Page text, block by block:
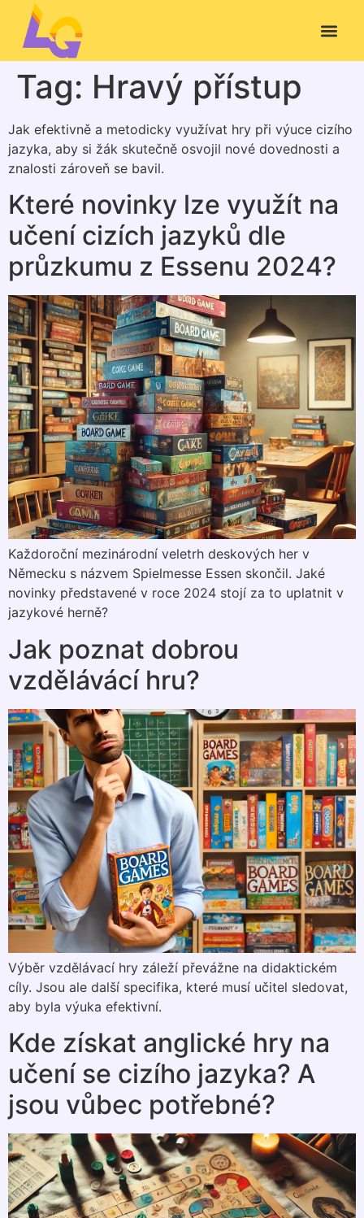
Tag: Hravý přístup
Jak efektivně a metodicky využívat hry při výuce cizího
jazyka, aby si žák skutečně osvojil nové dovednosti a
znalosti zároveň se bavil.
Které novinky lze využít na
učení cizích jazyků dle
průzkumu z Essenu 2024?
Každoroční mezinárodní veletrh deskových her v
Německu s názvem Spielmesse Essen skončil. Jaké
novinky představené v roce 2024 stojí za to uplatnit v
jazykové herně?
Jak poznat dobrou
vzdělávácí hru?
Výběr vzdělávací hry záleží převážne na didaktickém
cíly. Jsou ale další specifika, které musí učitel sledovat,
aby byla výuka efektivní.
Kde získat anglické hry na
učení se cizího jazyka? A
jsou vůbec potřebné?